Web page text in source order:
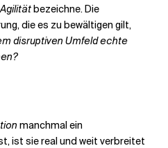
bezeichne. Die
die es zu bewältigen gilt,
disruptiven Umfeld echte
manchmal ein
ist sie real und weit verbreitet